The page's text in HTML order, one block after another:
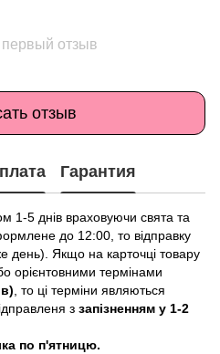
отзыв
отзыв
Гарантия
1-5 днів враховуючи свята та
до 12:00, то відправку
день). Якщо на карточці товару
орієнтовними термінами
, то ці терміни являються
з запізненням у 1-2
по п'ятницю.